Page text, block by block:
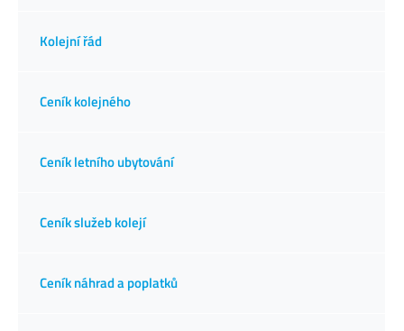
Kolejní řád
Ceník kolejného
Ceník letního ubytování
Ceník služeb kolejí
Ceník náhrad a poplatků